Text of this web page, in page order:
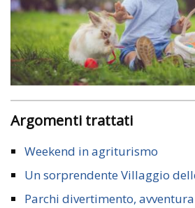
Argomenti trattati
Weekend in agriturismo
Un sorprendente Villaggio
Parchi divertimento,